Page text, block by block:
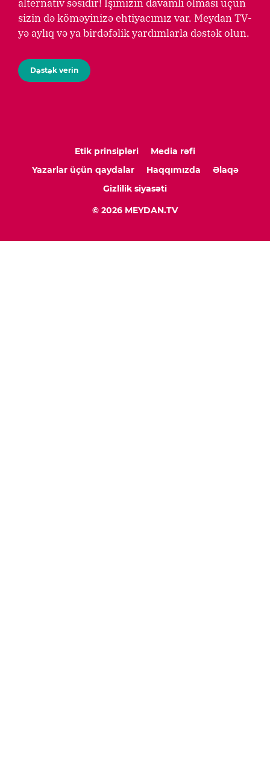
alternativ səsidir! İşimizin davamlı olması üçün
sizin də köməyinizə ehtiyacımız var. Meydan TV-
yə aylıq və ya birdəfəlik yardımlarla dəstək olun.
Dəstək verin
Etik prinsipləri
Media rəfi
Yazarlar üçün qaydalar
Haqqımızda
Əlaqə
Gizlilik siyasəti
© 2026 MEYDAN.TV